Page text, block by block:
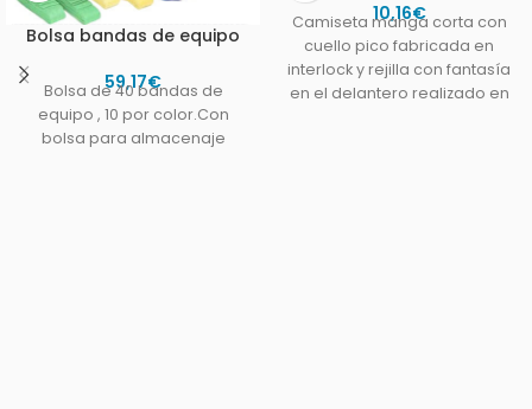
Bolsa bandas de equipo
59,17€
Bolsa de 40 bandas de
equipo , 10 por color.Con
bolsa para almacenaje
10,16€
Camiseta manga corta con
cuello pico fabricada en
interlock y rejilla con fantasía
en el delantero realizado en